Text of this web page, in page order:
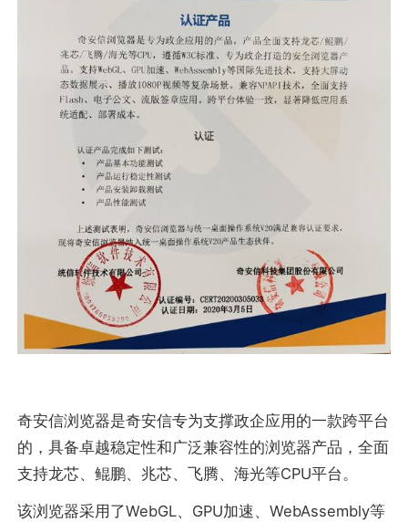
奇安信浏览器是奇安信专为支撑政企应用的一款跨平台
的，具备卓越稳定性和广泛兼容性的浏览器产品，全面
支持龙芯、鲲鹏、兆芯、飞腾、海光等CPU平台。
该浏览器采用了WebGL、GPU加速、WebAssembly等